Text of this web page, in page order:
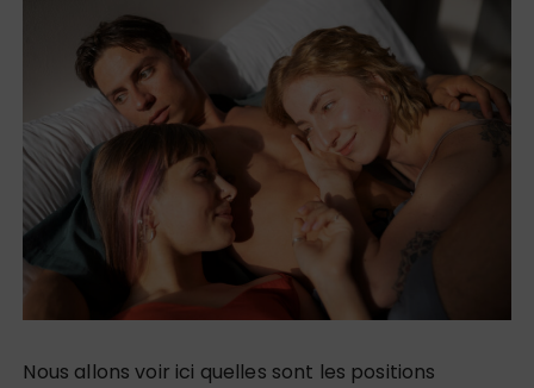
Nous allons voir ici quelles sont les positions